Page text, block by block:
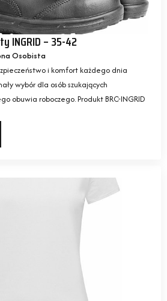
INGRID – 35-42
Osobista
i komfort każdego dnia
wybór dla osób szukających
obuwia roboczego. Produkt BRC-INGRID